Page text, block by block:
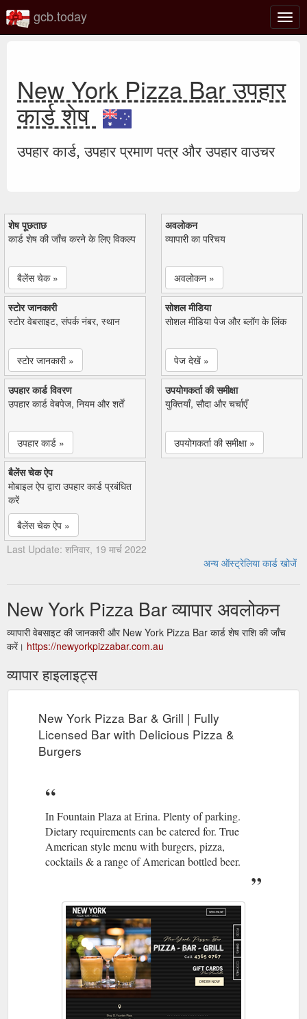
टॉगल
gcb.today
New York Pizza Bar उपहार
कार्ड शेष
उपहार कार्ड, उपहार प्रमाण पत्र और उपहार वाउचर
शेष पूछताछ
कार्ड शेष की जाँच करने के लिए विकल्प
बैलेंस चेक »
अवलोकन
व्यापारी का परिचय
अवलोकन »
स्टोर जानकारी
स्टोर वेबसाइट, संपर्क नंबर, स्थान
स्टोर जानकारी »
सोशल मीडिया
सोशल मीडिया पेज और ब्लॉग के लिंक
पेज देखें »
उपहार कार्ड विवरण
उपहार कार्ड वेबपेज, नियम और शर्तें
उपहार कार्ड »
उपयोगकर्ता की समीक्षा
युक्तियाँ, सौदा और चर्चाएँ
उपयोगकर्ता की समीक्षा »
बैलेंस चेक ऐप
मोबाइल ऐप द्वारा उपहार कार्ड प्रबंधित
करें
बैलेंस चेक ऐप »
Last Update: शनिवार, 19 मार्च 2022
अन्य ऑस्ट्रेलिया कार्ड खोजें
New York Pizza Bar व्यापार अवलोकन
व्यापारी वेबसाइट की जानकारी और New York Pizza Bar कार्ड शेष राशि की जाँच
करें। https://newyorkpizzabar.com.au
व्यापार हाइलाइट्स
New York Pizza Bar & Grill | Fully
Licensed Bar with Delicious Pizza &
Burgers
In Fountain Plaza at Erina. Plenty of parking.
Dietary requirements can be catered for. True
American style menu with burgers, pizza,
cocktails & a range of American bottled beer.